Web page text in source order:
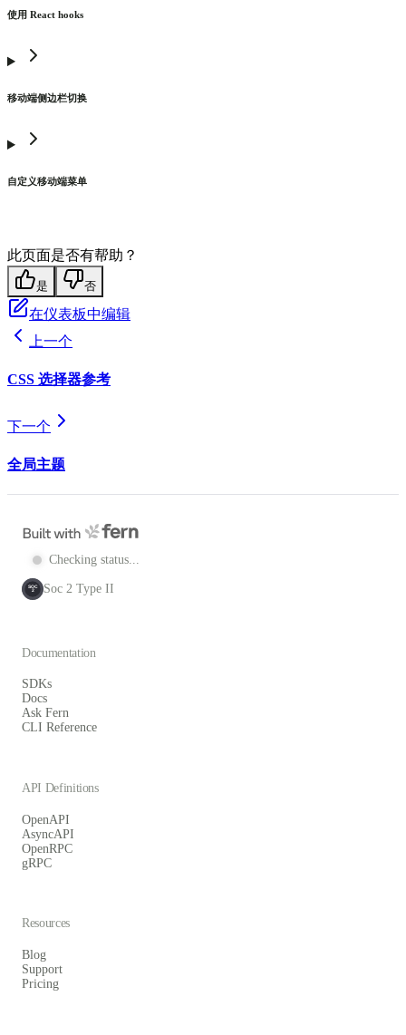
使用 React hooks
移动端侧边栏切换
自定义移动端菜单
此页面是否有帮助？
是 否
在仪表板中编辑
上一个
CSS 选择器参考
下一个
全局主题
Checking status...
SOC
2 Soc 2 Type II
Documentation
SDKs
Docs
Ask Fern
CLI Reference
API Definitions
OpenAPI
AsyncAPI
OpenRPC
gRPC
Resources
Blog
Support
Pricing